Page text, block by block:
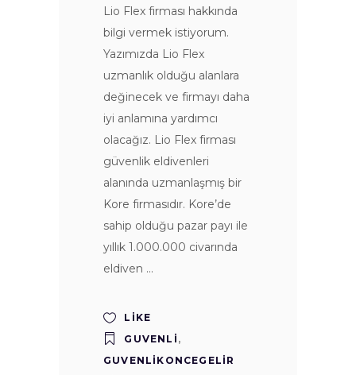
Lio Flex firması hakkında
bilgi vermek istiyorum.
Yazımızda Lio Flex
uzmanlık olduğu alanlara
değinecek ve firmayı daha
iyi anlamına yardımcı
olacağız. Lio Flex firması
güvenlik eldivenleri
alanında uzmanlaşmış bir
Kore firmasıdır. Kore’de
sahip olduğu pazar payı ile
yıllık 1.000.000 civarında
eldiven
LIKE
GUVENLI ,
GUVENLIKONCEGELIR